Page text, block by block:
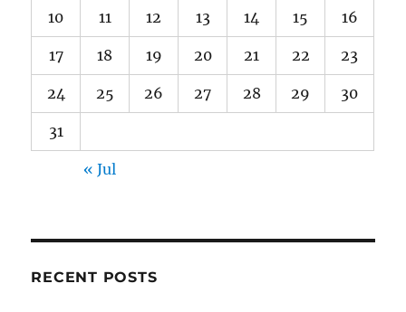
10 11 12 13 14 15 16
17 18 19 20 21 22 23
24 25 26 27 28 29 30
31
« Jul
RECENT POSTS